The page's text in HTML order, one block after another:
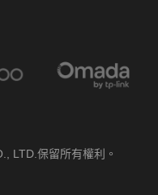
LTD.保留所有權利。